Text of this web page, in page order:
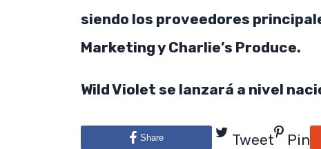
siendo los proveedores
Marketing y Charlie’s Produce.
Wild Violet se lanzará a nivel
Share Tweet Pin